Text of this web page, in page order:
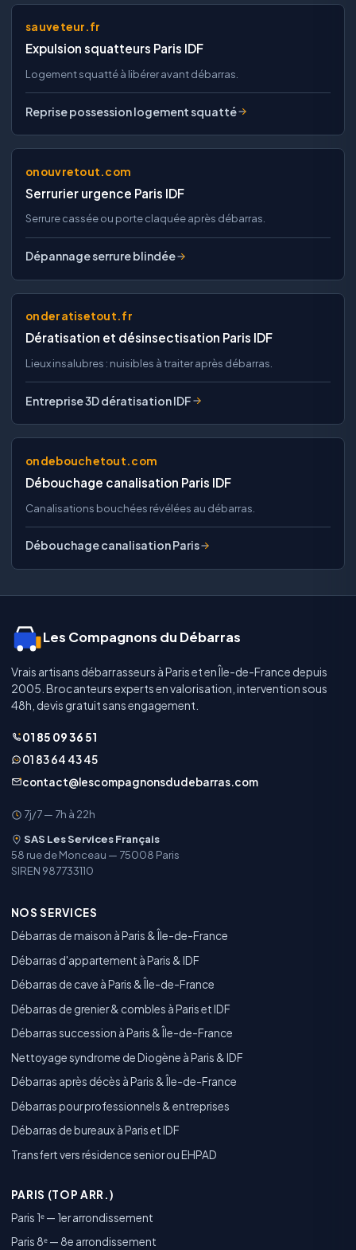
sauveteur.fr
Expulsion squatteurs Paris IDF
Logement squatté à libérer avant débarras.
Reprise possession logement squatté
onouvretout.com
Serrurier urgence Paris IDF
Serrure cassée ou porte claquée après débarras.
Dépannage serrure blindée
onderatisetout.fr
Dératisation et désinsectisation Paris IDF
Lieux insalubres : nuisibles à traiter après débarras.
Entreprise 3D dératisation IDF
ondebouchetout.com
Débouchage canalisation Paris IDF
Canalisations bouchées révélées au débarras.
Débouchage canalisation Paris
Les Compagnons du Débarras
Vrais artisans débarrasseurs à Paris et en Île-de-France depuis
2005. Brocanteurs experts en valorisation, intervention sous
48h, devis gratuit sans engagement.
01 85 09 36 51
01 83 64 43 45
contact@lescompagnonsdudebarras.com
7j/7 — 7h à 22h
SAS Les Services Français
58 rue de Monceau — 75008 Paris
SIREN 987733110
NOS SERVICES
Débarras de maison à Paris & Île-de-France
Débarras d'appartement à Paris & IDF
Débarras de cave à Paris & Île-de-France
Débarras de grenier & combles à Paris et IDF
Débarras succession à Paris & Île-de-France
Nettoyage syndrome de Diogène à Paris & IDF
Débarras après décès à Paris & Île-de-France
Débarras pour professionnels & entreprises
Débarras de bureaux à Paris et IDF
Transfert vers résidence senior ou EHPAD
PARIS (TOP ARR.)
Paris 1ᵉ — 1er arrondissement
Paris 8ᵉ — 8e arrondissement